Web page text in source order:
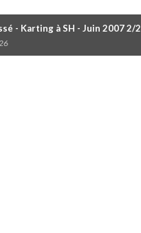
- Karting à SH - Juin 2007 2/2